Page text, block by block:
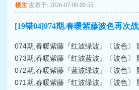
楼主 发表于: 2026-07-08 00:55
[19错04]074期,春暖紫藤波色再次
074期,春暖紫藤『红波绿波』〔波色〕
073期,春暖紫藤『红波蓝波』〔波色〕
072期,春暖紫藤『蓝波绿波』〔波色〕
071期,春暖紫藤『红波绿波』〔波色〕